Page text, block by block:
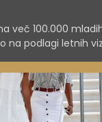
več 100.000
na podlagi letnih
in Tajvana.